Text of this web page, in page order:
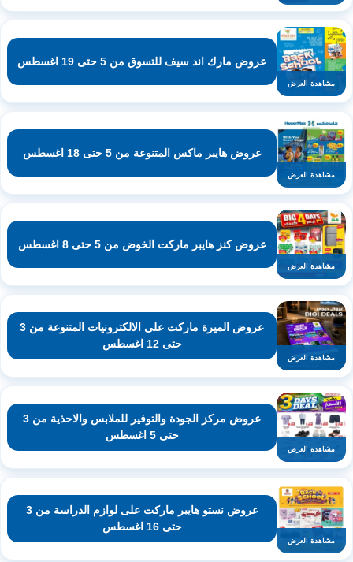
مشاهدة العرض
عروض مارك اند سيف للتسوق من 5 حتى 19 اغسطس
مشاهدة العرض
عروض هايبر ماكس المتنوعة من 5 حتى 18 اغسطس
مشاهدة العرض
عروض كنز هايبر ماركت الخوض من 5 حتى 8 اغسطس
مشاهدة العرض
عروض الميرة ماركت على الالكترونيات المتنوعة من 3
حتى 12 اغسطس
مشاهدة العرض
عروض مركز الجودة والتوفير للملابس والاحذية من 3
حتى 5 اغسطس
مشاهدة العرض
عروض نستو هايبر ماركت على لوازم الدراسة من 3
حتى 16 اغسطس